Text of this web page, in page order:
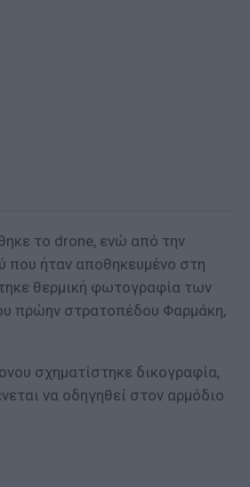
το drone, ενώ από την
που ήταν αποθηκευμένο στη
θερμική φωτογραφία των
πρώην στρατοπέδου Φαρμάκη,
σχηματίστηκε δικογραφία,
να οδηγηθεί στον αρμόδιο